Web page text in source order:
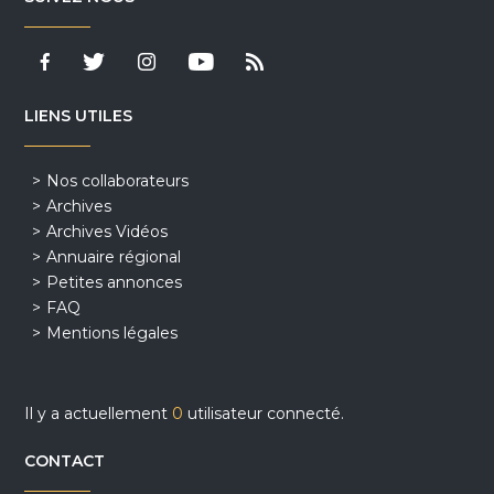
LIENS UTILES
Nos collaborateurs
Archives
Archives Vidéos
Annuaire régional
Petites annonces
FAQ
Mentions légales
Il y a actuellement 0 utilisateur connecté.
CONTACT